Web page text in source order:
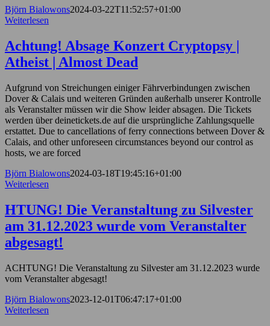
Björn Bialowons2024-03-22T11:52:57+01:00
Weiterlesen
Achtung! Absage Konzert Cryptopsy |
Atheist | Almost Dead
Aufgrund von Streichungen einiger Fährverbindungen zwischen
Dover & Calais und weiteren Gründen außerhalb unserer Kontrolle
als Veranstalter müssen wir die Show leider absagen. Die Tickets
werden über deinetickets.de auf die ursprüngliche Zahlungsquelle
erstattet. Due to cancellations of ferry connections between Dover &
Calais, and other unforeseen circumstances beyond our control as
hosts, we are forced
Björn Bialowons2024-03-18T19:45:16+01:00
Weiterlesen
HTUNG! Die Veranstaltung zu Silvester
am 31.12.2023 wurde vom Veranstalter
abgesagt!
ACHTUNG! Die Veranstaltung zu Silvester am 31.12.2023 wurde
vom Veranstalter abgesagt!
Björn Bialowons2023-12-01T06:47:17+01:00
Weiterlesen